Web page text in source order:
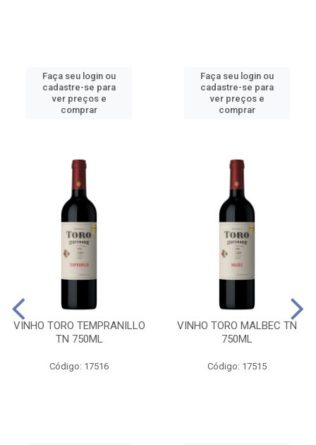
Faça seu login ou
cadastre-se para
ver preços e
comprar
Faça seu login ou
cadastre-se para
ver preços e
comprar
VINHO TORO TEMPRANILLO
TN 750ML
Código: 17516
VINHO TORO MALBEC TN
750ML
Código: 17515